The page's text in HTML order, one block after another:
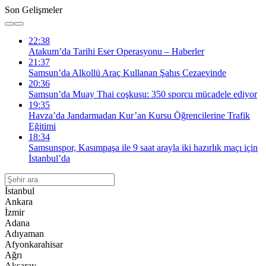
Son Gelişmeler
22:38
Atakum’da Tarihi Eser Operasyonu – Haberler
21:37
Samsun’da Alkollü Araç Kullanan Şahıs Cezaevinde
20:36
Samsun’da Muay Thai coşkusu: 350 sporcu mücadele ediyor
19:35
Havza’da Jandarmadan Kur’an Kursu Öğrencilerine Trafik
Eğitimi
18:34
Samsunspor, Kasımpaşa ile 9 saat arayla iki hazırlık maçı için
İstanbul’da
İstanbul
Ankara
İzmir
Adana
Adıyaman
Afyonkarahisar
Ağrı